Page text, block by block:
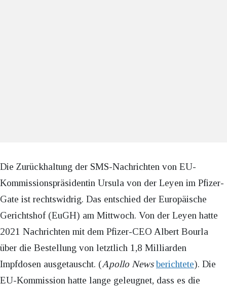
Die Zurückhaltung der SMS-Nachrichten von EU-
Kommissionspräsidentin Ursula von der Leyen im Pfizer-
Gate ist rechtswidrig. Das entschied der Europäische
Gerichtshof (EuGH) am Mittwoch. Von der Leyen hatte
2021 Nachrichten mit dem Pfizer-CEO Albert Bourla
über die Bestellung von letztlich 1,8 Milliarden
Impfdosen ausgetauscht. (Apollo Newsberichtete). Die
EU-Kommission hatte lange geleugnet, dass es die